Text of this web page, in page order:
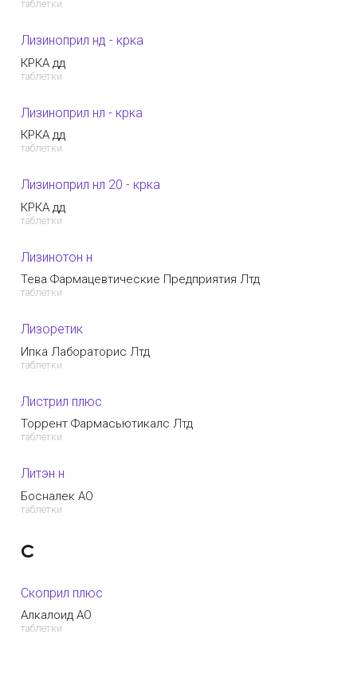
таблетки
Лизиноприл нд - крка
КРКА дд
таблетки
Лизиноприл нл - крка
КРКА дд
таблетки
Лизиноприл нл 20 - крка
КРКА дд
таблетки
Лизинотон н
Тева Фармацевтические Предприятия Лтд
таблетки
Лизоретик
Ипка Лабораторис Лтд
таблетки
Листрил плюс
Торрент Фармасьютикалс Лтд
таблетки
Литэн н
Босналек АО
таблетки
С
Скоприл плюс
Алкалоид АО
таблетки